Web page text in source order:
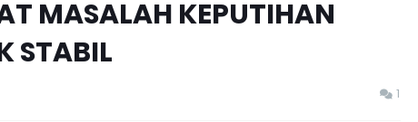
MASALAH KEPUTIHAN
STABIL
1